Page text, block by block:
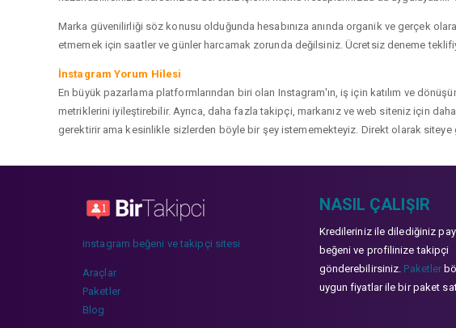
Marka güvenilirliği söz konusu olduğunda hesabınıza anında organik ve gerçek
etmemek için saatler ve günler harcamak zorunda değilsiniz. Ücretsiz deneme
İnstagram Yorum Hilesi
En büyük pazarlama platformlarından biri olan Instagram'ın, iş için katılım ve
metriklerini iyileştirebilir. Ayrıca, daha fazla takipçi, markanız ve web siteniz için
gerektirir ama kesinlikle sizlerden böyle bir şey istememekteyiz. Direkt olarak
instagram beğeni ve takipçi sitesi
Araçlar
Paketler
Blog
NASIL ÇALIŞIR
Kredileriniz ile dilediğiniz
beğeni ve profilinize takipçi
gönderebilirsiniz. Paketler
uygun fiyatlar ile bir paket